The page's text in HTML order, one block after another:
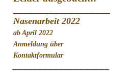
Nasenarbeit 2022
ab April 2022
Anmeldung über
Kontaktformular